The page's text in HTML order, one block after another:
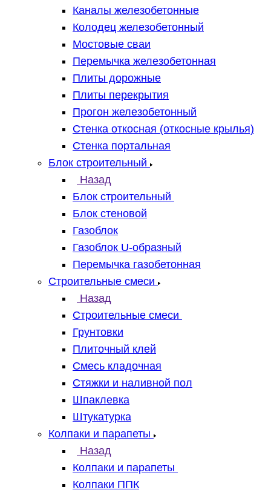
Каналы железобетонные
Колодец железобетонный
Мостовые сваи
Перемычка железобетонная
Плиты дорожные
Плиты перекрытия
Прогон железобетонный
Стенка откосная (откосные крылья)
Стенка портальная
Блок строительный
Назад
Блок строительный
Блок стеновой
Газоблок
Газоблок U-образный
Перемычка газобетонная
Строительные смеси
Назад
Строительные смеси
Грунтовки
Плиточный клей
Смесь кладочная
Стяжки и наливной пол
Шпаклевка
Штукатурка
Колпаки и парапеты
Назад
Колпаки и парапеты
Колпаки ППК